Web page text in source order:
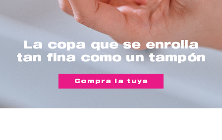
La copa que se enrolla
tan fina como un tampón
Compra la tuya